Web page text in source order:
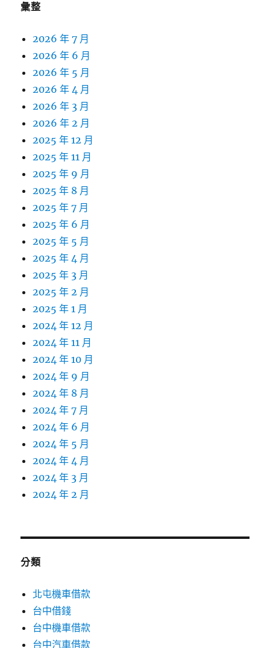
彙整
2026 年 7 月
2026 年 6 月
2026 年 5 月
2026 年 4 月
2026 年 3 月
2026 年 2 月
2025 年 12 月
2025 年 11 月
2025 年 9 月
2025 年 8 月
2025 年 7 月
2025 年 6 月
2025 年 5 月
2025 年 4 月
2025 年 3 月
2025 年 2 月
2025 年 1 月
2024 年 12 月
2024 年 11 月
2024 年 10 月
2024 年 9 月
2024 年 8 月
2024 年 7 月
2024 年 6 月
2024 年 5 月
2024 年 4 月
2024 年 3 月
2024 年 2 月
分類
北屯機車借款
台中借錢
台中機車借款
台中汽車借款